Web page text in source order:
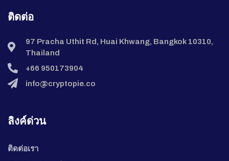
ติดต่อ
97 Pracha Uthit Rd, Huai Khwang, Bangkok 10310,
Thailand
+66 950173904
info@cryptopie.co
ลิงค์ด่วน
ติดต่อเรา